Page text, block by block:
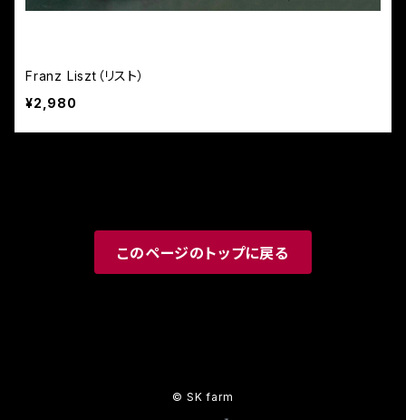
Franz Liszt（リスト）
¥2,980
このページのトップに戻る
© SK farm